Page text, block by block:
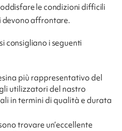
le condizioni difficili
devono affrontare.
consigliano i seguenti
più rappresentativo del
utilizzatori del nastro
in termini di qualità e durata
trovare un’eccellente